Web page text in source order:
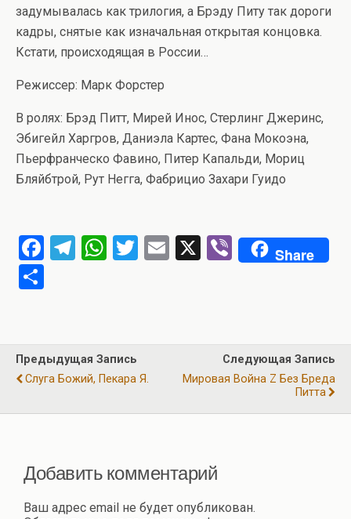
задумывалась как трилогия, а Брэду Питу так дороги
кадры, снятые как изначальная открытая концовка.
Кстати, происходящая в России…
Режиссер: Марк Форстер
В ролях: Брэд Питт, Мирей Инос, Стерлинг Джеринс,
Эбигейл Харгров, Даниэла Картес, Фана Мокоэна,
Пьерфранческо Фавино, Питер Капальди, Мориц
Бляйбтрой, Рут Негга, Фабрицио Захари Гуидо
F
o
o
T
a
m
W
A
p
T
E
X
Vi
b
Share
р
а
Предыдущая Запись
Слуга Божий, Пекара Я.
Следующая Запись
Мировая Война Z Без Бреда
Питта
Добавить комментарий
Ваш адрес email не будет опубликован.